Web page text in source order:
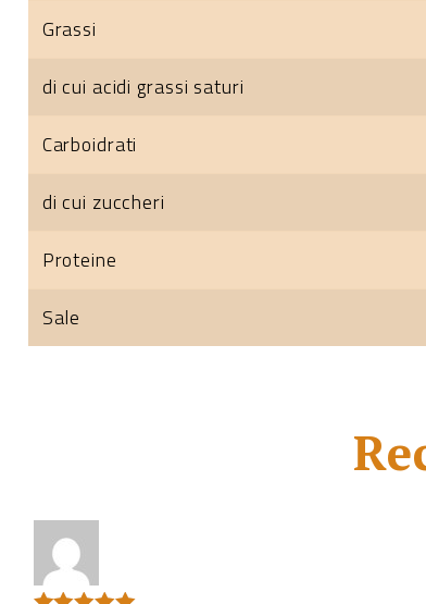
Grassi
di cui acidi grassi saturi
Carboidrati
di cui zuccheri
Proteine
Sale